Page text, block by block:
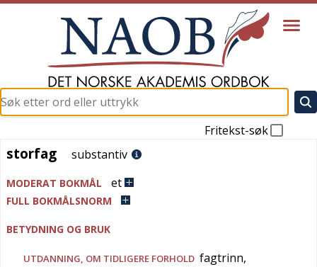
Fritekst-søk
storfag
storfag substantiv
MODERAT BOKMÅL et
FULL BOKMÅLSNORM
BETYDNING OG BRUK
UTDANNING, OM TIDLIGERE FORHOLD fagtrinn,